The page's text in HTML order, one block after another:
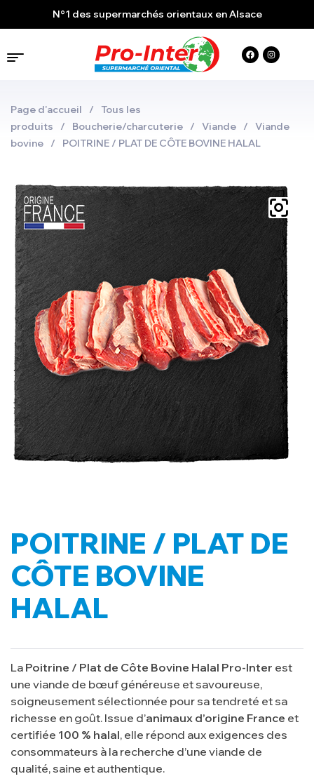
N°1 des supermarchés orientaux en Alsace
Page d'accueil /
Tous les
produits
/ Boucherie/charcuterie / Viande /
Viande
bovine
/ POITRINE / PLAT DE CÔTE BOVINE HALAL
POITRINE / PLAT DE
CÔTE BOVINE
HALAL
La Poitrine / Plat de Côte Bovine Halal Pro-Inter est
une viande de bœuf généreuse et savoureuse,
soigneusement sélectionnée pour sa tendreté et sa
richesse en goût. Issue d’animaux d’origine France et
certifiée 100 % halal, elle répond aux exigences des
consommateurs à la recherche d’une viande de
qualité, saine et authentique.